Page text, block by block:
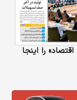
را اینجا